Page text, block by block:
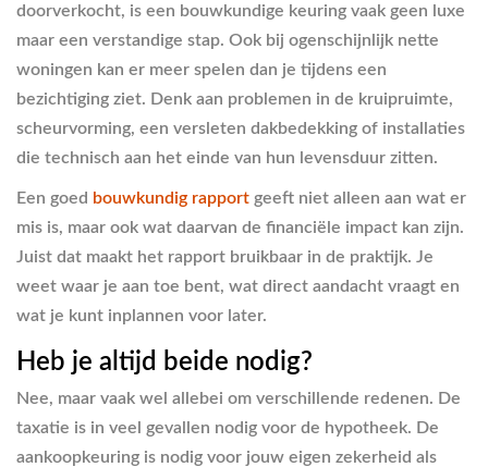
doorverkocht, is een bouwkundige keuring vaak geen luxe
maar een verstandige stap. Ook bij ogenschijnlijk nette
woningen kan er meer spelen dan je tijdens een
bezichtiging ziet. Denk aan problemen in de kruipruimte,
scheurvorming, een versleten dakbedekking of installaties
die technisch aan het einde van hun levensduur zitten.
Een goed bouwkundig rapport geeft niet alleen aan wat er
mis is, maar ook wat daarvan de financiële impact kan zijn.
Juist dat maakt het rapport bruikbaar in de praktijk. Je
weet waar je aan toe bent, wat direct aandacht vraagt en
wat je kunt inplannen voor later.
Heb je altijd beide nodig?
Nee, maar vaak wel allebei om verschillende redenen. De
taxatie is in veel gevallen nodig voor de hypotheek. De
aankoopkeuring is nodig voor jouw eigen zekerheid als